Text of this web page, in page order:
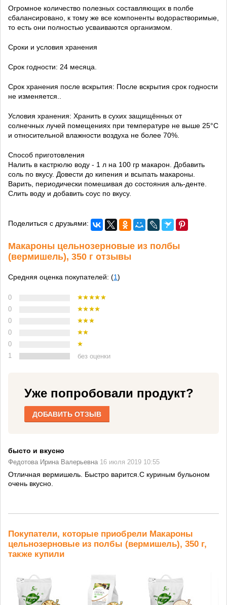
Огромное количество полезных составляющих в полбе
сбалансировано, к тому же все компоненты водорастворимые,
то есть они полностью усваиваются организмом.
Сроки и условия хранения
Срок годности: 24 месяца.
Срок хранения после вскрытия: После вскрытия срок годности
не изменяется..
Условия хранения: Хранить в сухих защищённых от
солнечных лучей помещениях при температуре не выше 25°C
и относительной влажности воздуха не более 70%.
Способ приготовления
Налить в кастрюлю воду - 1 л на 100 гр макарон. Добавить
соль по вкусу. Довести до кипения и всыпать макароны.
Варить, периодически помешивая до состояния аль-денте.
Слить воду и добавить соус по вкусу.
Поделиться с друзьями:
Макароны цельнозерновые из полбы
(вермишель), 350 г отзывы
Средняя оценка покупателей: (1)
0
0
0
0
0
1
без оценки
Уже попробовали продукт?
ДОБАВИТЬ ОТЗЫВ
бысто и вкусно
Федотова Ирина Валерьевна 16 июля 2019 10:55
Отличная вермишель. Быстро варится.С куриным бульоном
очень вкусно.
Покупатели, которые приобрели Макароны
цельнозерновые из полбы (вермишель), 350 г,
также купили